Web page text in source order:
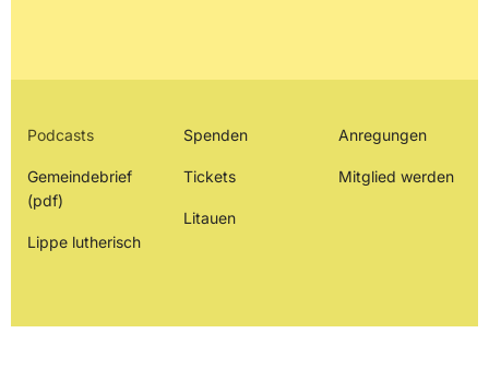
Podcasts
Gemeindebrief
(pdf)
Lippe lutherisch
Spenden
Tickets
Litauen
Anregungen
Mitglied werden